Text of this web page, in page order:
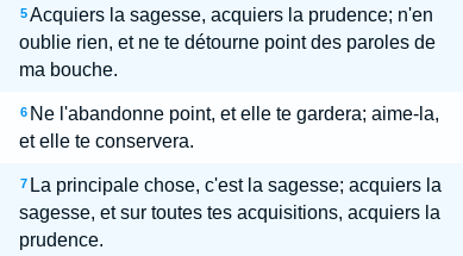
5 Acquiers la sagesse, acquiers la prudence; n'en
oublie rien, et ne te détourne point des paroles de
ma bouche.
6 Ne l'abandonne point, et elle te gardera; aime-la,
et elle te conservera.
7 La principale chose, c'est la sagesse; acquiers la
sagesse, et sur toutes tes acquisitions, acquiers la
prudence.